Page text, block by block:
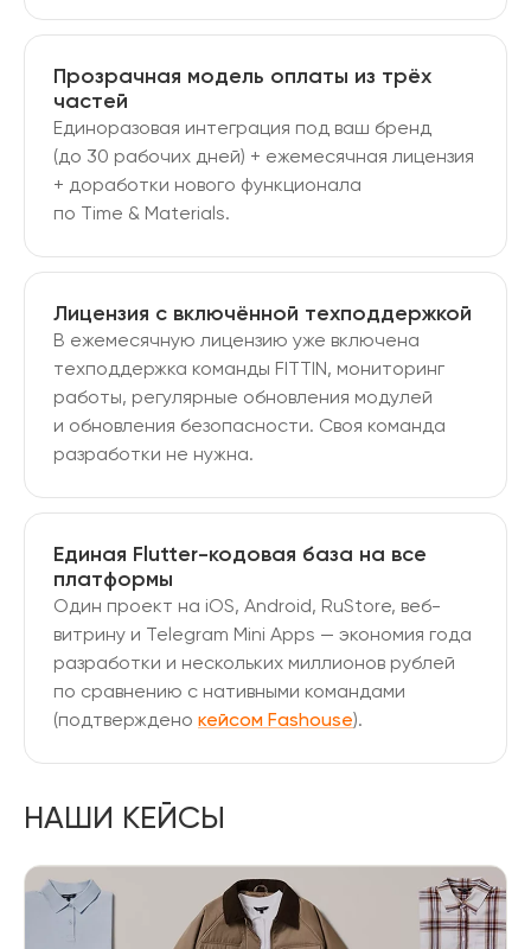
Прозрачная модель оплаты из трёх
частей
Единоразовая интеграция под ваш бренд
(до 30 рабочих дней) + ежемесячная лицензия
+ доработки нового функционала
по Time & Materials.
Лицензия с включённой техподдержкой
В ежемесячную лицензию уже включена
техподдержка команды FITTIN, мониторинг
работы, регулярные обновления модулей
и обновления безопасности. Своя команда
разработки не нужна.
Единая Flutter-кодовая база на все
платформы
Один проект на iOS, Android, RuStore, веб-
витрину и Telegram Mini Apps — экономия года
разработки и нескольких миллионов рублей
по сравнению с нативными командами
(подтверждено кейсом Fashouse).
НАШИ КЕЙСЫ